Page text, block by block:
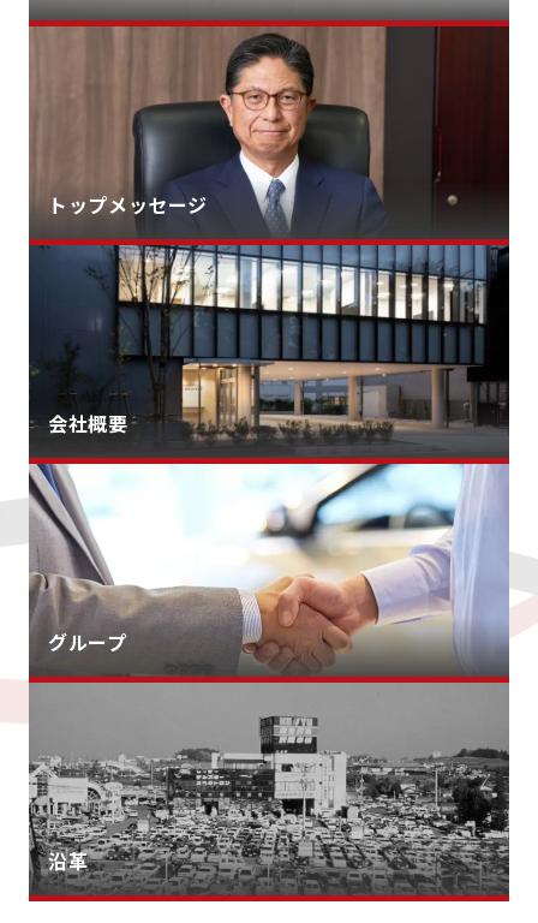
トップメッセージ
会社概要
グループ
沿革